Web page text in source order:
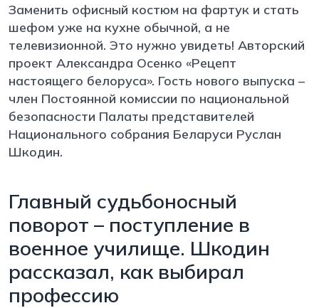
Заменить офисный костюм на фартук и стать
шефом уже на кухне обычной, а не
телевизионной. Это нужно увидеть! Авторский
проект Александра Осенко «Рецепт
настоящего белоруса». Гость нового выпуска –
член Постоянной комиссии по национальной
безопасности Палаты представителей
Национального собрания Беларуси Руслан
Шкодин.
Главный судьбоносный
поворот – поступление в
военное училище. Шкодин
рассказал, как выбирал
профессию